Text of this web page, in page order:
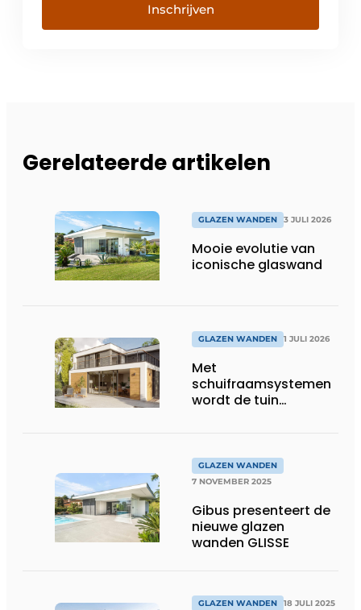
Inschrijven
Gerelateerde artikelen
GLAZEN WANDEN 3 JULI 2026
Mooie evolutie van
iconische glaswand
GLAZEN WANDEN 1 JULI 2026
Met
schuifraamsystemen
wordt de tuin
GLAZEN WANDEN
7 NOVEMBER 2025
Gibus presenteert de
nieuwe glazen
wanden GLISSE
GLAZEN WANDEN 18 JULI 2025